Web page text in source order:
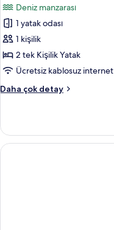
fazla
detay
Tek
Kişilik
Oda,
Balkon,
Deniz
için
görün
Deniz manzarası
1 yatak odası
1 kişilik
2 tek Kişilik Yatak
Ücretsiz kablosuz internet
Daha çok detay
Büyük
Oda,
Balkon,
Deniz